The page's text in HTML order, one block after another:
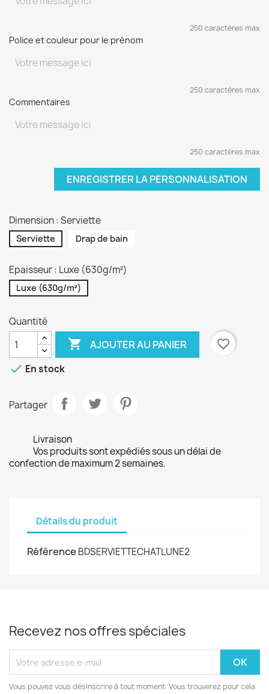
250 caractères max
Police et couleur pour le prénom
250 caractères max
Commentaires
250 caractères max
ENREGISTRER LA PERSONNALISATION
Dimension : Serviette
Serviette Drap de bain
Epaisseur : Luxe (630g/m²)
Luxe (630g/m²)
Quantité
 AJOUTER AU PANIER
favorite_border
 En stock
Partager
Livraison
Vos produits sont expédiés sous un délai de
confection de maximum 2 semaines.
Détails du produit
Référence BDSERVIETTECHATLUNE2
Recevez nos offres spéciales
Vous pouvez vous désinscrire à tout moment. Vous trouverez pour cela